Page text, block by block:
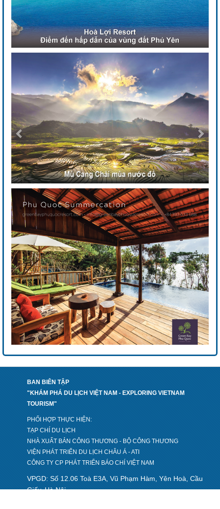
BAN BIÊN TẬP
"KHÁM PHÁ DU LỊCH VIỆT NAM - EXPLORING VIETNAM
TOURISM"
PHỐI HỢP THỰC HIỆN:
TẠP CHÍ DU LỊCH
NHÀ XUẤT BẢN CÔNG THƯƠNG - BỘ CÔNG THƯƠNG
VIỆN PHÁT TRIỂN DU LỊCH CHÂU Á - ATI
CÔNG TY CP PHÁT TRIỂN BÁO CHÍ VIỆT NAM
VPGD: Số 12.06 Toà E3A, Vũ Phạm Hàm, Yên Hoà, Cầu
Giấy, Hà Nội